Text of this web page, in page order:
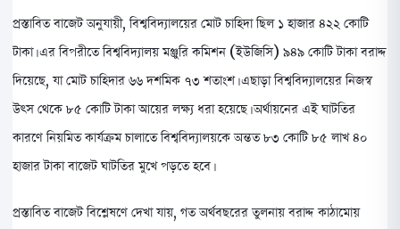
প্রস্তাবিত বাজেট অনুযায়ী, বিশ্ববিদ্যালয়ের মোট চাহিদা ছিল ১ হাজার ৪২২ কোটি
টাকা। এর বিপরীতে বিশ্ববিদ্যালয় মঞ্জুরি কমিশন (ইউজিসি) ৯৪৯ কোটি টাকা বরাদ্দ
দিয়েছে, যা মোট চাহিদার ৬৬ দশমিক ৭৩ শতাংশ। এছাড়া বিশ্ববিদ্যালয়ের নিজস্ব
উৎস থেকে ৮৫ কোটি টাকা আয়ের লক্ষ্য ধরা হয়েছে। অর্থায়নের এই ঘাটতির
কারণে নিয়মিত কার্যক্রম চালাতে বিশ্ববিদ্যালয়কে অন্তত ৮৩ কোটি ৮৫ লাখ ৪০
হাজার টাকা বাজেট ঘাটতির মুখে পড়তে হবে।
প্রস্তাবিত বাজেট বিশ্লেষণে দেখা যায়, গত অর্থবছরের তুলনায় বরাদ্দ কাঠামোয়